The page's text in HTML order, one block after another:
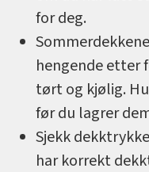
for deg.
hengende etter
tørt og kjølig.
før du lagrer
Sjekk
har korrekt